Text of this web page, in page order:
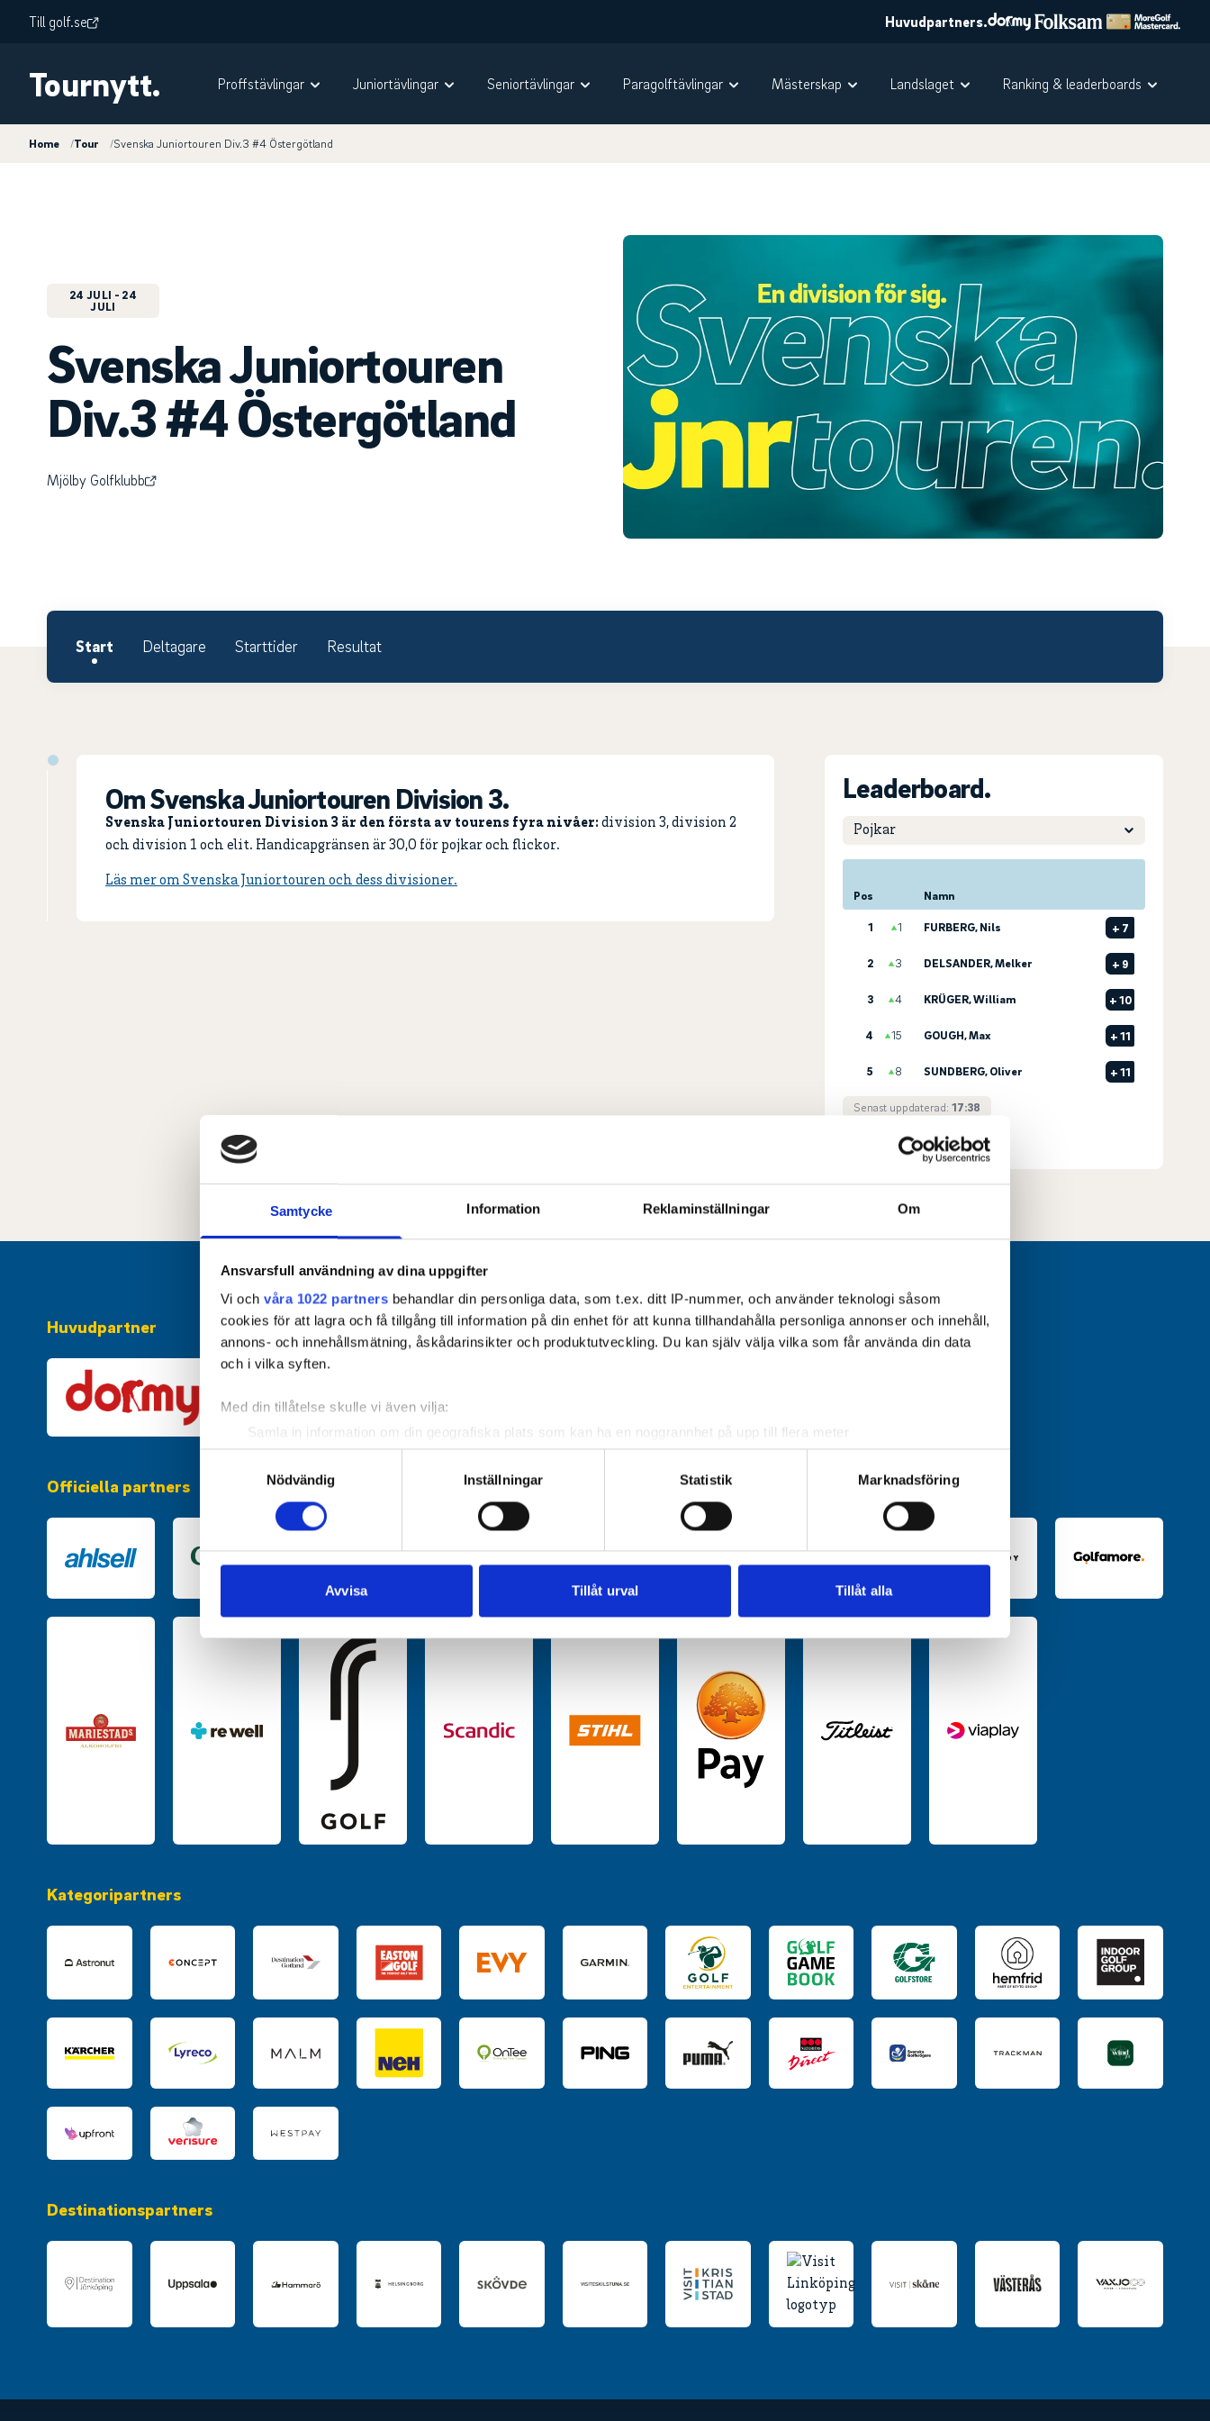
Samtycke Information Reklaminställningar Om
Ansvarsfull användning av dina uppgifter
Vi och våra 1022 partners behandlar din personliga data, som t.ex. ditt IP-nummer, och använder teknologi såsom
cookies för att lagra och få tillgång till information på din enhet för att kunna tillhandahålla personliga annonser och innehåll,
annons- och innehållsmätning, åskådarinsikter och produktutveckling. Du kan själv välja vilka som får använda din data
och i vilka syften.
Med din tillåtelse skulle vi även vilja:
Samla in information om din geografiska plats som kan ha en noggrannhet på upp till flera meter
Identifiera din enhet genom att aktivt skanna den för specifika kännetecken (fingeravtryck)
Ta reda på mer om hur dina personliga uppgifter behandlas och ställ in dina preferenser i
detaljsektionen. Du kan ändra
eller dra tillbaka ditt samtycke när som helst från cookie-förklaringen.
sociala medier och analysera vår trafik. Vi vidarebefordrar även sådana identifierare och annan information från din enhet
till de sociala medier och annons- och analysföretag som vi samarbetar med. Dessa kan i sin tur kombinera informationen
Nödvändig
Inställningar Statistik Marknadsföring
Avvisa Tillåt urval Tillåt alla
Till golf.se Huvudpartners.
Tournytt. Proffstävlingar Juniortävlingar Seniortävlingar Paragolftävlingar Mästerskap Landslaget Ranking & leaderboards
Home /Tour /Svenska Juniortouren Div.3 #4 Östergötland
24 JULI - 24
JULI
Svenska Juniortouren
Div.3 #4 Östergötland
Mjölby Golfklubb
Start Deltagare Starttider Resultat
Om Svenska Juniortouren Division 3.
Svenska Juniortouren Division 3 är den första av tourens fyra nivåer:division 3, division 2
och division 1 och elit. Handicapgränsen är 30,0 för pojkar och flickor.
Läs mer om Svenska Juniortouren och dess divisioner.
Leaderboard.
Pos Namn
1 1 FURBERG, Nils + 7
2 3 DELSANDER, Melker + 9
3 4 KRÜGER, William +10
4 15 GOUGH, Max +11
5 8 SUNDBERG, Oliver +11
Senast uppdaterad: 17:38
Se full leaderboard
Huvudpartner
Officiella partners
Kategoripartners
Destinationspartners